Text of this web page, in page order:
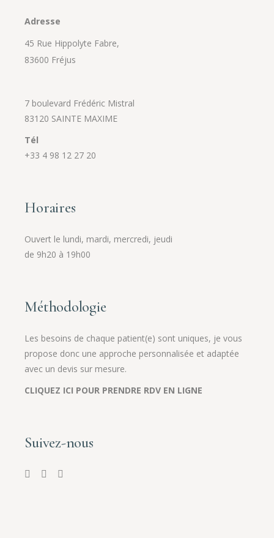
Adresse
45 Rue Hippolyte Fabre,
83600 Fréjus
7 boulevard Frédéric Mistral
83120 SAINTE MAXIME
Tél
+33 4 98 12 27 20
Horaires
Ouvert le lundi, mardi, mercredi, jeudi
de 9h20 à 19h00
Méthodologie
Les besoins de chaque patient(e) sont uniques, je vous
propose donc une approche personnalisée et adaptée
avec un devis sur mesure.
CLIQUEZ ICI POUR PRENDRE RDV EN LIGNE
Suivez-nous